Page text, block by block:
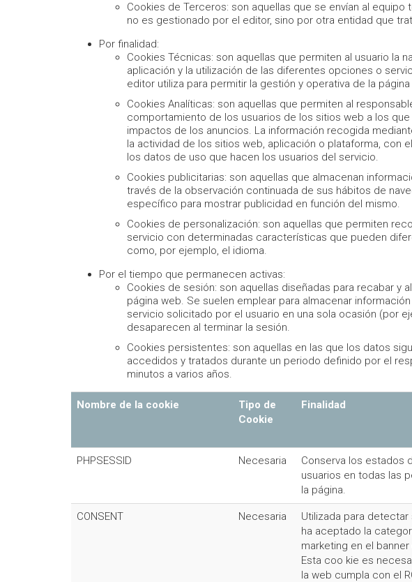
Cookies de Terceros: son aquellas que se envían al
no es gestionado por el editor, sino por otra entidad que
Por finalidad:
Cookies Técnicas: son aquellas que permiten al usuario la
aplicación y la utilización de las diferentes opciones o
editor utiliza para permitir la gestión y operativa de la
Cookies Analíticas: son aquellas que permiten al
comportamiento de los usuarios de los sitios web a los
impactos de los anuncios. La información recogida
la actividad de los sitios web, aplicación o plataforma, con
los datos de uso que hacen los usuarios del servicio.
Cookies publicitarias: son aquellas que almacenan
través de la observación continuada de sus hábitos de
específico para mostrar publicidad en función del mismo.
Cookies de personalización: son aquellas que permiten
servicio con determinadas características que pueden
como, por ejemplo, el idioma.
Por el tiempo que permanecen activas:
Cookies de sesión: son aquellas diseñadas para recabar y
página web. Se suelen emplear para almacenar
servicio solicitado por el usuario en una sola ocasión (por
desaparecen al terminar la sesión.
Cookies persistentes: son aquellas en las que los datos
accedidos y tratados durante un periodo definido por el
minutos a varios años.
Nombre de la cookie
Tipo de
Cookie
Finalidad
PHPSESSID Necesaria
Conserva los estados
usuarios en todas las
la página.
CONSENT Necesaria
Utilizada para detectar
ha aceptado la
marketing en el
Esta coo kie es
la web cumpla con el